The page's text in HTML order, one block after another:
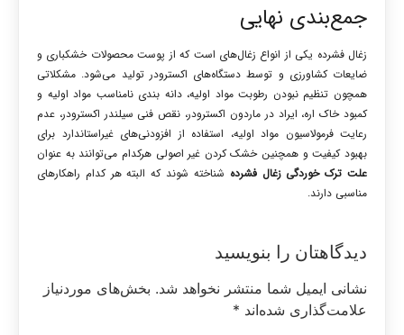
جمع‌بندی نهایی
زغال فشرده یکی از انواع زغال‌های است که از پوست محصولات خشکباری و
ضایعات کشاورزی و توسط دستگاه‌های اکسترودر تولید می‌شود. مشکلاتی
همچون تنظیم نبودن رطوبت مواد اولیه، دانه بندی نامناسب مواد اولیه و
کمبود خاک اره، ایراد در ماردون اکسترودر، نقص فنی سیلندر اکسترودر، عدم
رعایت فرمولاسیون مواد اولیه، استفاده از افزودنی‌های غیراستاندارد برای
بهبود کیفیت و همچنین خشک کردن غیر اصولی هرکدام می‌توانند به عنوان
علت ترک خوردگی زغال فشرده شناخته شوند که البته هر کدام راهکارهای
مناسبی دارند.
دیدگاهتان را بنویسید
نشانی ایمیل شما منتشر نخواهد شد. بخش‌های موردنیاز
علامت‌گذاری شده‌اند *